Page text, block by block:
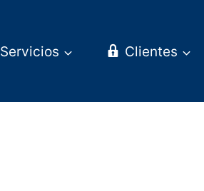
Servicios Clientes